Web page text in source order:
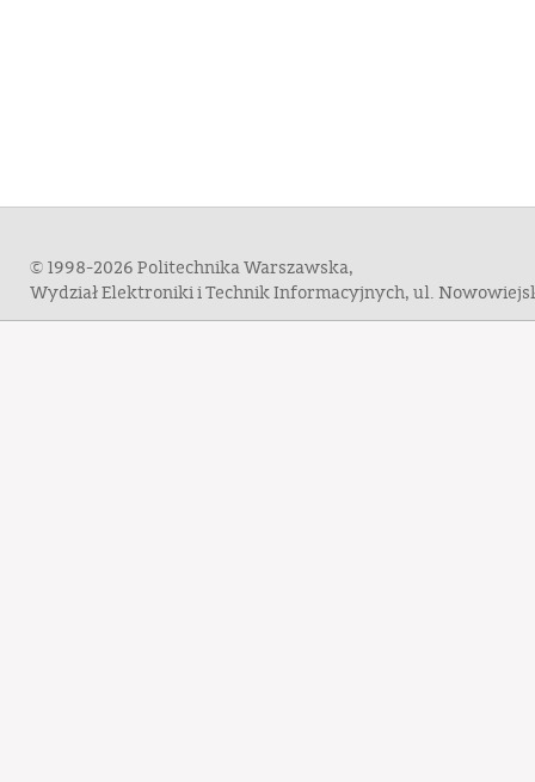
© 1998-2026 Politechnika Warszawska,
Wydział Elektroniki i Technik Informacyjnych, ul.